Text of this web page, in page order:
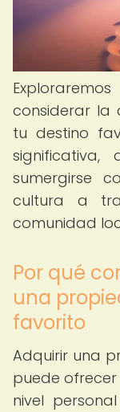
considerar la
tu destino
sumergirse
cultura a
comunidad
Por qué
una
favorito
Adquirir una
puede
nivel